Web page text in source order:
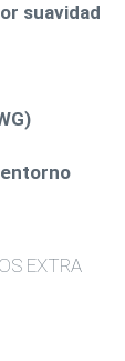
suavidad
EXTRA